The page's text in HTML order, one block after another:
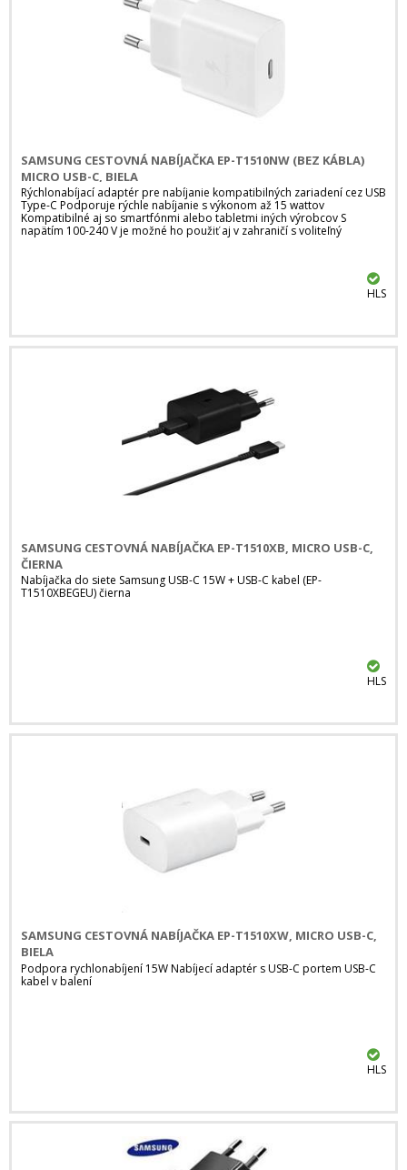
SAMSUNG CESTOVNÁ NABÍJAČKA EP-T1510NW (BEZ KÁBLA)
MICRO USB-C, BIELA
Rýchlonabíjací adaptér pre nabíjanie kompatibilných zariadení cez USB
Type-C Podporuje rýchle nabíjanie s výkonom až 15 wattov
Kompatibilné aj so smartfónmi alebo tabletmi iných výrobcov S
napätím 100-240 V je možné ho použiť aj v zahraničí s voliteľný
HLS
SAMSUNG CESTOVNÁ NABÍJAČKA EP-T1510XB, MICRO USB-C,
ČIERNA
Nabíjačka do siete Samsung USB-C 15W + USB-C kabel (EP-
T1510XBEGEU) čierna
HLS
SAMSUNG CESTOVNÁ NABÍJAČKA EP-T1510XW, MICRO USB-C,
BIELA
Podpora rychlonabíjení 15W Nabíjecí adaptér s USB-C portem USB-C
kabel v balení
HLS